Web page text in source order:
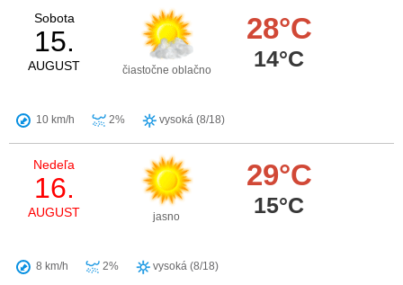
Sobota
15.
AUGUST čiastočne oblačno
28°C
14°C
10 km/h 2% vysoká (8/18)
Nedeľa
16.
AUGUST jasno
29°C
15°C
8 km/h 2% vysoká (8/18)